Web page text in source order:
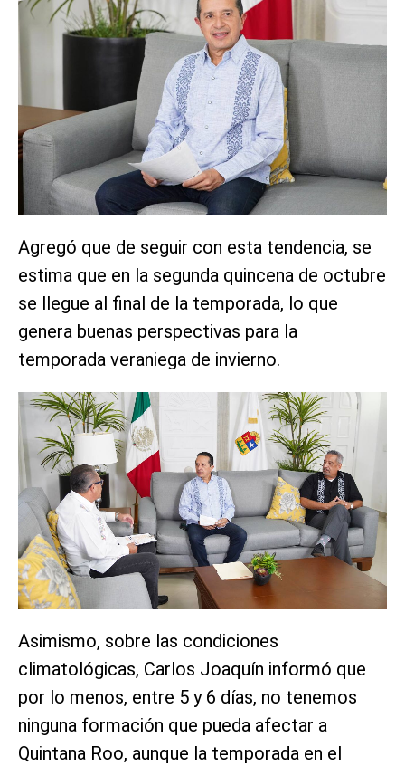
Agregó que de seguir con esta tendencia, se
estima que en la segunda quincena de octubre
se llegue al final de la temporada, lo que
genera buenas perspectivas para la
temporada veraniega de invierno.
Asimismo, sobre las condiciones
climatológicas, Carlos Joaquín informó que
por lo menos, entre 5 y 6 días, no tenemos
ninguna formación que pueda afectar a
Quintana Roo, aunque la temporada en el